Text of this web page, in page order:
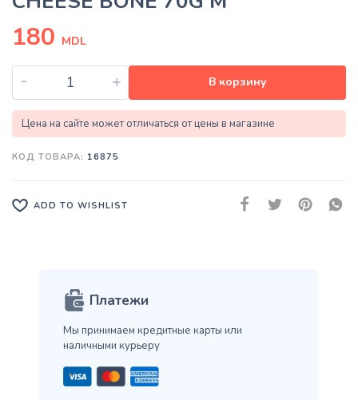
180 MDL
- + В корзину
Цена на сайте может отличаться от цены в магазине
КОД ТОВАРА: 16875
ADD TO WISHLIST
Платежи
Мы принимаем кредитные карты или
наличными курьеру